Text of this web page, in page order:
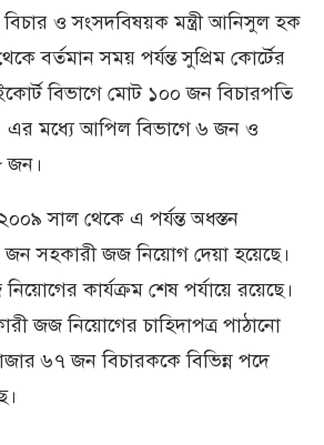
বিচার ও সংসদবিষয়ক মন্ত্রী আনিসুল হক
বর্তমান সময় পর্যন্ত সুপ্রিম কোর্টের
বিভাগে মোট ১০০ জন বিচারপতি
এর মধ্যে আপিল বিভাগে ৬ জন ও
জন।
সাল থেকে এ পর্যন্ত অধস্তন
সহকারী জজ নিয়োগ দেয়া হয়েছে।
কার্যক্রম শেষ পর্যায়ে রয়েছে।
জজ নিয়োগের চাহিদাপত্র পাঠানো
৬৭ জন বিচারককে বিভিন্ন পদে